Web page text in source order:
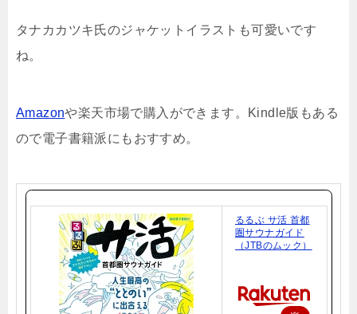
タナカカツキ氏のジャケットイラストも可愛いです
ね。
Amazonや楽天市場で購入ができます。Kindle版もある
ので電子書籍派にもおすすめ。
るるぶ サ活 首都
圏サウナガイド
（JTBのムック）